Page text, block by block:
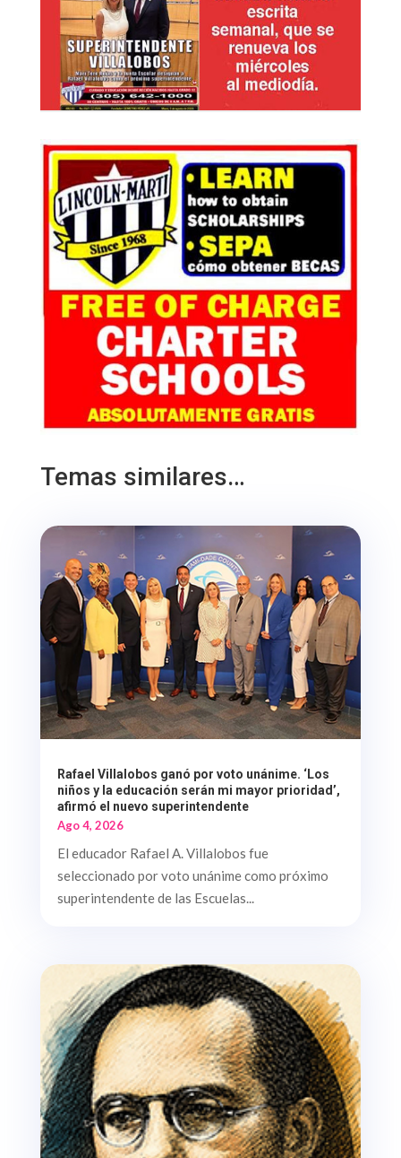
Temas similares…
Rafael Villalobos ganó por voto unánime. ‘Los
niños y la educación serán mi mayor prioridad’,
afirmó el nuevo superintendente
Ago 4, 2026
El educador Rafael A. Villalobos fue
seleccionado por voto unánime como próximo
superintendente de las Escuelas...